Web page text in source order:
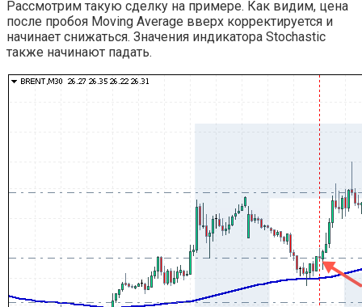
Рассмотрим такую сделку на примере. Как видим, цена
после пробоя Moving Average вверх корректируется и
начинает снижаться. Значения индикатора Stochastic
также начинают падать.